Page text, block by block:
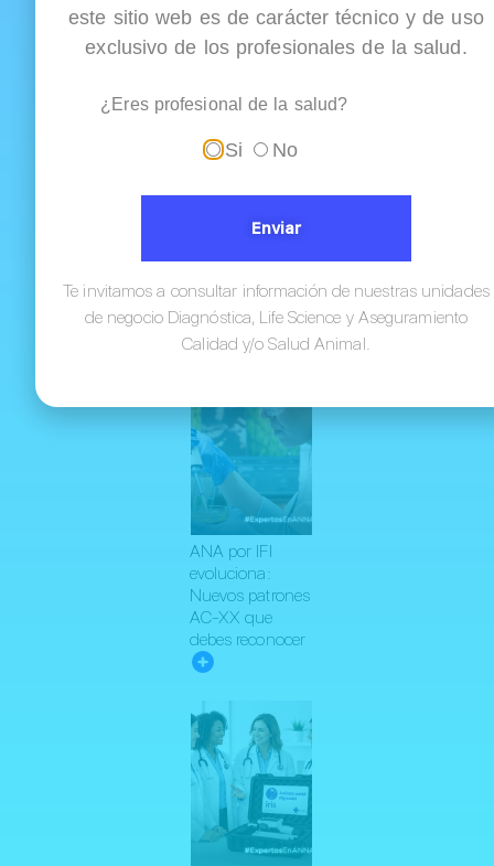
Dímero D en
tromboembólica
venosa: cómo
interpretar su...
ANA por IFI
evoluciona:
Nuevos patrones
AC-XX que
debes reconocer
Ver
todas
este sitio web es de carácter técnico y de uso
exclusivo de los profesionales de la salud.
¿Eres profesional de la salud?
Si No
Enviar
Te invitamos a consultar información de nuestras unidades
de negocio Diagnóstica, Life Science y Aseguramiento
Calidad y/o Salud Animal.